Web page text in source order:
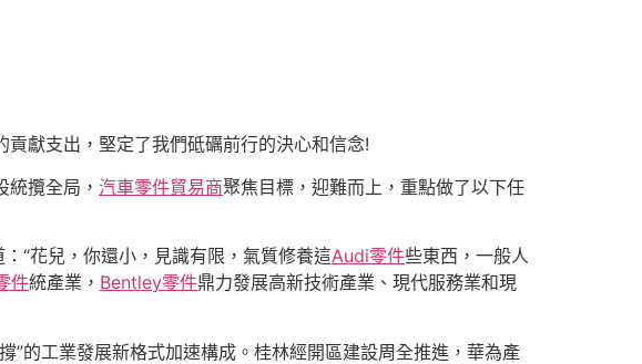
獻支出，堅定了我們砥礪前行的決心和信念!
攬全局， 汽車零件貿易商聚焦目標，迎難而上，重點做了以下任
“花兒，你還小，見識有限，氣質修養這Audi零件些東西，一般人
件統產業， Bentley零件鼎力發展高新技術產業、現代服務業和現
”的工業發展新格式加速構成。桂林經開區建設周全推進，華為產